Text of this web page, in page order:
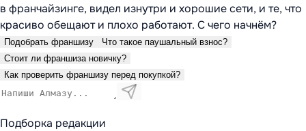
в франчайзинге, видел изнутри и хорошие сети, и те, что
красиво обещают и плохо работают. С чего начнём?
Подобрать франшизу
Что такое паушальный взнос?
Стоит ли франшиза новичку?
Как проверить франшизу перед покупкой?
Подборка редакции